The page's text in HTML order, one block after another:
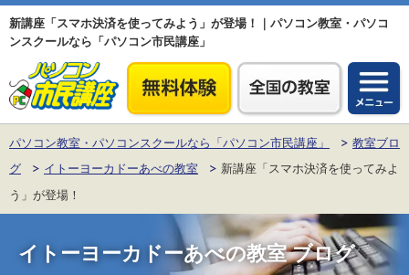
新講座「スマホ決済を使ってみよう」が登場！｜パソコン教室・パソコ
ンスクールなら「パソコン市民講座」
パソコン教室・パソコンスクールなら「パソコン市民講座」
教室ブロ
グ
イトーヨーカドーあべの教室
新講座「スマホ決済を使ってみよ
う」が登場！
イトーヨーカドーあべの教室 ブログ